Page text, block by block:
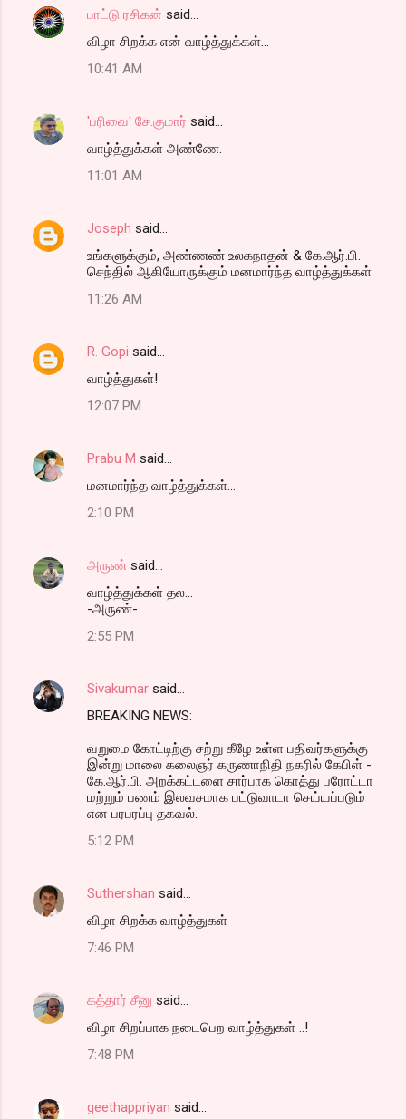
பாட்டு ரசிகன் said…
விழா சிறக்க என் வாழ்த்துக்கள்...
10:41 AM
'பரிவை' சே.குமார் said…
வாழ்த்துக்கள் அண்ணே.
11:01 AM
Joseph said…
உங்களுக்கும், அண்ணண் உலகநாதன் & கே.ஆர்.பி.
செந்தில் ஆகியோருக்கும் மனமார்ந்த வாழ்த்துக்கள்
11:26 AM
R. Gopi said…
வாழ்த்துகள்!
12:07 PM
Prabu M said…
மனமார்ந்த வாழ்த்துக்கள்...
2:10 PM
அருண் said…
வாழ்த்துக்கள் தல...
-அருண்-
2:55 PM
Sivakumar said…
BREAKING NEWS:
வறுமை கோட்டிற்கு சற்று கீழே உள்ள பதிவர்களுக்கு
இன்று மாலை கலைஞர் கருணாநிதி நகரில் கேபிள் -
கே.ஆர்.பி. அறக்கட்டளை சார்பாக கொத்து பரோட்டா
மற்றும் பணம் இலவசமாக பட்டுவாடா செய்யப்படும்
என பரபரப்பு தகவல்.
5:12 PM
Suthershan said…
விழா சிறக்க வாழ்த்துகள்
7:46 PM
கத்தார் சீனு said…
விழா சிறப்பாக நடைபெற வாழ்த்துகள் ..!
7:48 PM
geethappriyan said…